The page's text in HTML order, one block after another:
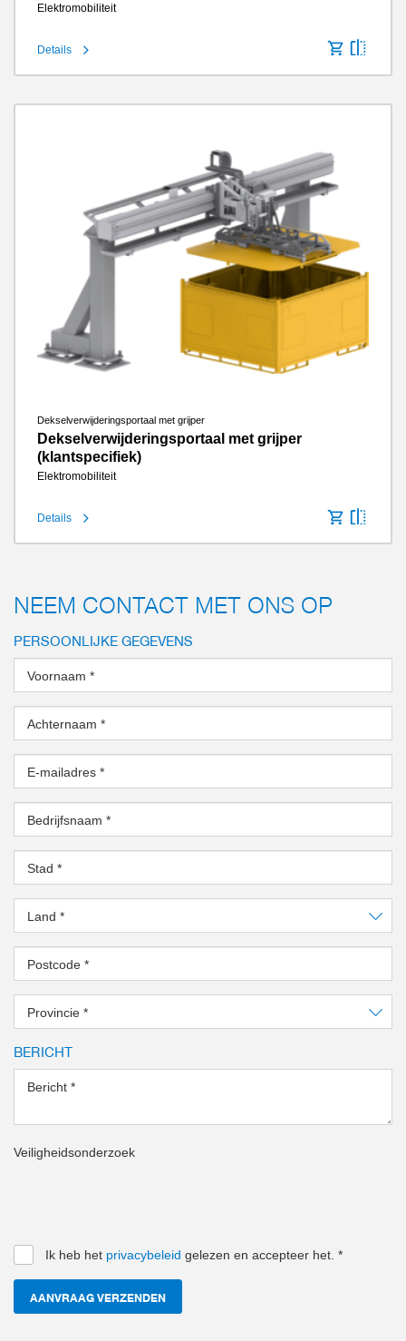
Elektromobiliteit
Details
Dekselverwijderingsportaal met grijper
Dekselverwijderingsportaal met grijper
(klantspecifiek)
Elektromobiliteit
Details
NEEM CONTACT MET ONS OP
PERSOONLIJKE GEGEVENS
Voornaam *
Achternaam *
E-mailadres *
Bedrijfsnaam *
Stad *
Land *
Postcode *
Provincie *
BERICHT
Bericht *
Veiligheidsonderzoek
Ik heb het privacybeleid gelezen en accepteer het. *
AANVRAAG VERZENDEN